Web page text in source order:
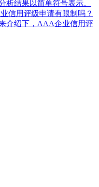
析结果以简单符号表示。
信用评级申请有限制吗？
介绍下，AAA企业信用评